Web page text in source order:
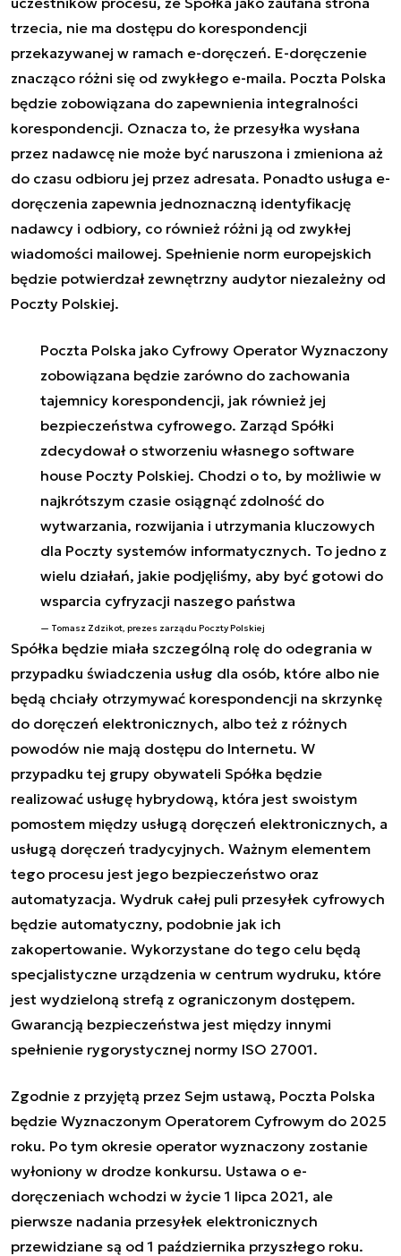
trzecia, nie ma dostępu do korespondencji
przekazywanej w ramach e-doręczeń. E-doręczenie
znacząco różni się od zwykłego e-maila. Poczta Polska
będzie zobowiązana do zapewnienia integralności
korespondencji. Oznacza to, że przesyłka wysłana
przez nadawcę nie może być naruszona i zmieniona aż
do czasu odbioru jej przez adresata. Ponadto usługa e-
doręczenia zapewnia jednoznaczną identyfikację
nadawcy i odbiory, co również różni ją od zwykłej
wiadomości mailowej. Spełnienie norm europejskich
będzie potwierdzał zewnętrzny audytor niezależny od
Poczty Polskiej.
Poczta Polska jako Cyfrowy Operator Wyznaczony
zobowiązana będzie zarówno do zachowania
tajemnicy korespondencji, jak również jej
bezpieczeństwa cyfrowego. Zarząd Spółki
zdecydował o stworzeniu własnego software
house Poczty Polskiej. Chodzi o to, by możliwie w
najkrótszym czasie osiągnąć zdolność do
wytwarzania, rozwijania i utrzymania kluczowych
dla Poczty systemów informatycznych. To jedno z
wielu działań, jakie podjęliśmy, aby być gotowi do
wsparcia cyfryzacji naszego państwa
Tomasz Zdzikot, prezes zarządu Poczty Polskiej
Spółka będzie miała szczególną rolę do odegrania w
przypadku świadczenia usług dla osób, które albo nie
będą chciały otrzymywać korespondencji na skrzynkę
do doręczeń elektronicznych, albo też z różnych
powodów nie mają dostępu do Internetu. W
przypadku tej grupy obywateli Spółka będzie
realizować usługę hybrydową, która jest swoistym
pomostem między usługą doręczeń elektronicznych, a
usługą doręczeń tradycyjnych. Ważnym elementem
tego procesu jest jego bezpieczeństwo oraz
automatyzacja. Wydruk całej puli przesyłek cyfrowych
będzie automatyczny, podobnie jak ich
zakopertowanie. Wykorzystane do tego celu będą
specjalistyczne urządzenia w centrum wydruku, które
jest wydzieloną strefą z ograniczonym dostępem.
Gwarancją bezpieczeństwa jest między innymi
spełnienie rygorystycznej normy ISO 27001.
Zgodnie z przyjętą przez Sejm ustawą, Poczta Polska
będzie Wyznaczonym Operatorem Cyfrowym do 2025
roku. Po tym okresie operator wyznaczony zostanie
wyłoniony w drodze konkursu. Ustawa o e-
doręczeniach wchodzi w życie 1 lipca 2021, ale
pierwsze nadania przesyłek elektronicznych
przewidziane są od 1 października przyszłego roku.